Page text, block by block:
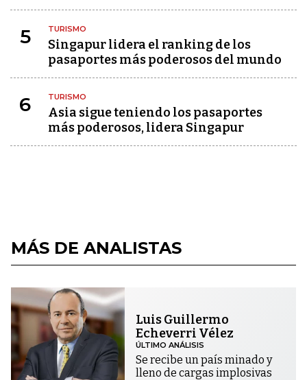
5 TURISMO
Singapur lidera el ranking de los
pasaportes más poderosos del mundo
6 TURISMO
Asia sigue teniendo los pasaportes
más poderosos, lidera Singapur
MÁS DE ANALISTAS
Luis Guillermo
Echeverri Vélez
ÚLTIMO ANÁLISIS
Se recibe un país minado y
lleno de cargas implosivas